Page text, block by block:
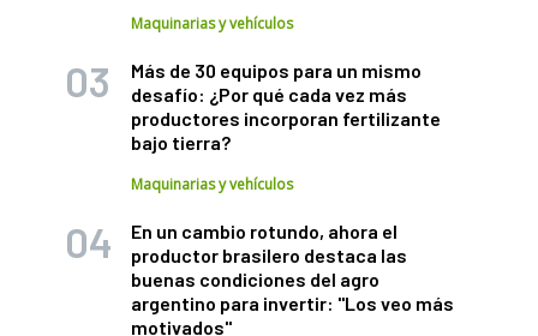
Maquinarias y vehículos
Más de 30 equipos para un mismo
desafío: ¿Por qué cada vez más
productores incorporan fertilizante
bajo tierra?
Maquinarias y vehículos
En un cambio rotundo, ahora el
productor brasilero destaca las
buenas condiciones del agro
argentino para invertir: "Los veo más
motivados"